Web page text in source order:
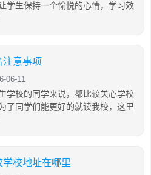
学生保持一个愉悦的心情，学习效
注意事项
06-11
学校的同学来说，都比较关心学校
了同学们能更好的就读我校，这里
校地址在哪里